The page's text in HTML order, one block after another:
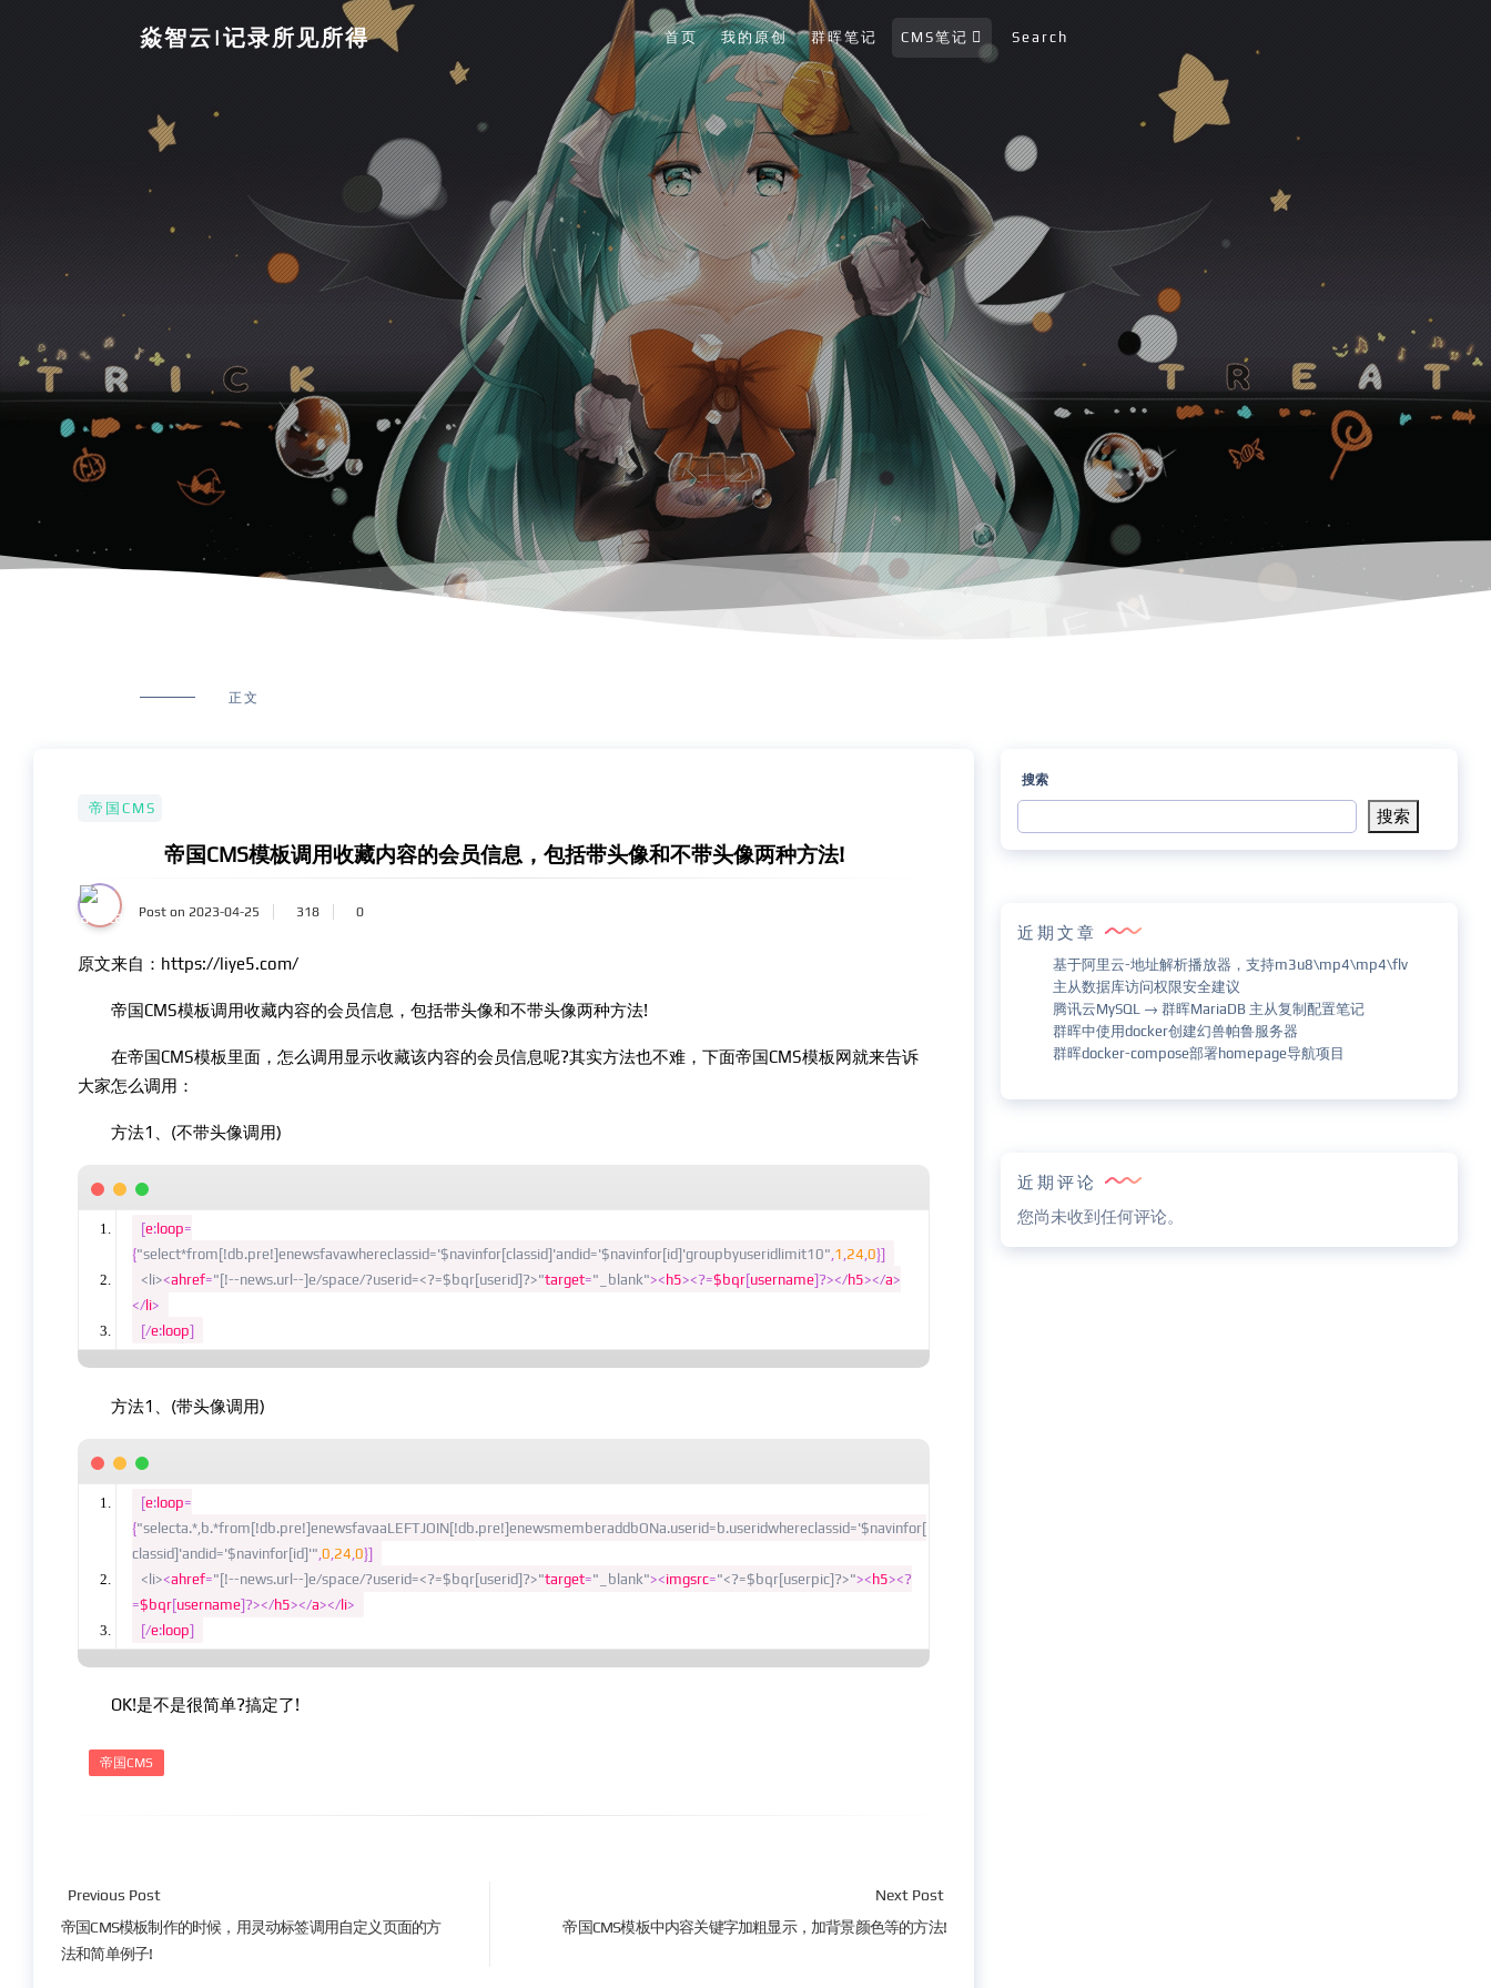
焱智云|记录所见所得 首页 我的原创 群晖笔记 CMS笔记 Search
正文
帝国CMS
帝国CMS模板调用收藏内容的会员信息，包括带头像和不带头像两种方法!
Post on 2023-04-25 318 0
原文来自：https://liye5.com/
帝国CMS模板调用收藏内容的会员信息，包括带头像和不带头像两种方法!
在帝国CMS模板里面，怎么调用显示收藏该内容的会员信息呢?其实方法也不难，下面帝国CMS模板网就来告诉
大家怎么调用：
方法1、(不带头像调用)
[e:loop=
{"select*from[!db.pre!]enewsfavawhereclassid='$navinfor[classid]'andid='$navinfor[id]'groupbyuseridlimit10" 1 24 0}]
<li><ahref="[!--news.url--]e/space/?userid=<?=$bqr[userid]?>"target="_blank"><h5><?=$bqr[username]?></h5></a>
</li>
[/e:loop]
方法1、(带头像调用)
[e:loop=
{"selecta.*,b.*from[!db.pre!]enewsfavaaLEFTJOIN[!db.pre!]enewsmemberaddbONa.userid=b.useridwhereclassid='$navinfor[
classid]'andid='$navinfor[id]'" 0 24 0}]
<li><ahref="[!--news.url--]e/space/?userid=<?=$bqr[userid]?>"target="_blank"><imgsrc="<?=$bqr[userpic]?>"><h5><?
=$bqr[username]?></h5></a></li>
[/e:loop]
OK!是不是很简单?搞定了!
帝国CMS
Previous Post
帝国CMS模板制作的时候，用灵动标签调用自定义页面的方
法和简单例子!
Next Post
帝国CMS模板中内容关键字加粗显示，加背景颜色等的方法!
搜索
搜索
近期文章
基于阿里云-地址解析播放器，支持m3u8\mp4\mp4\flv
主从数据库访问权限安全建议
腾讯云MySQL → 群晖MariaDB 主从复制配置笔记
群晖中使用docker创建幻兽帕鲁服务器
群晖docker-compose部署homepage导航项目
近期评论
您尚未收到任何评论。